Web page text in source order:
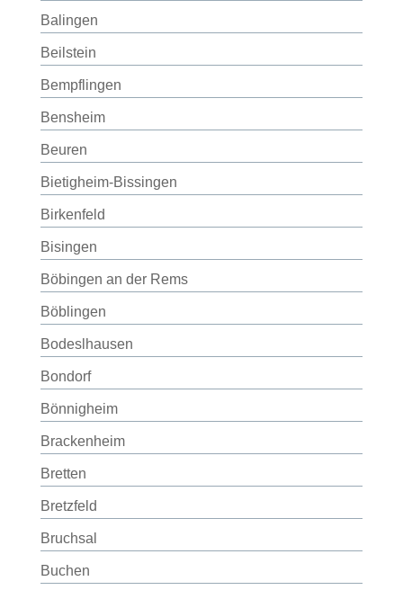
Balingen
Beilstein
Bempflingen
Bensheim
Beuren
Bietigheim-Bissingen
Birkenfeld
Bisingen
Böbingen an der Rems
Böblingen
Bodeslhausen
Bondorf
Bönnigheim
Brackenheim
Bretten
Bretzfeld
Bruchsal
Buchen